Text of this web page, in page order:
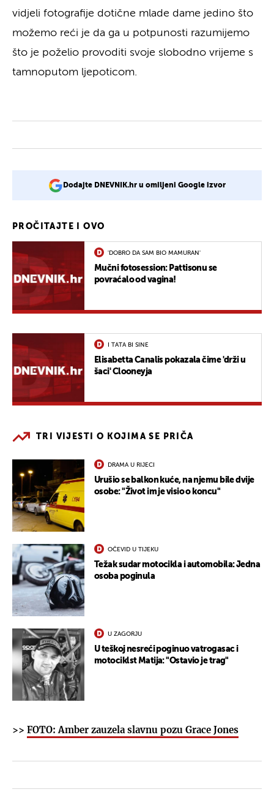
vidjeli fotografije dotične mlade dame jedino što
možemo reći je da ga u potpunosti razumijemo
što je poželio provoditi svoje slobodno vrijeme s
tamnoputom ljepoticom.
Dodajte DNEVNIK.hr u omiljeni Google izvor
PROČITAJTE I OVO
'DOBRO DA SAM BIO MAMURAN'
Mučni fotosession: Pattisonu se
povraćalo od vagina!
I TATA BI SINE
Elisabetta Canalis pokazala čime 'drži u
šaci' Clooneyja
TRI VIJESTI O KOJIMA SE PRIČA
DRAMA U RIJECI
Urušio se balkon kuće, na njemu bile dvije
osobe: "Život im je visio o koncu"
OČEVID U TIJEKU
Težak sudar motocikla i automobila: Jedna
osoba poginula
U ZAGORJU
U teškoj nesreći poginuo vatrogasac i
motociklst Matija: "Ostavio je trag"
>> FOTO: Amber zauzela slavnu pozu Grace Jones